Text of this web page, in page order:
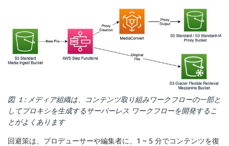
図 １: メディア組織は、コンテンツ取り組みワークフローの一部と
してプロキシを生成するサーバーレス ワークフローを開発するこ
とがよくあります
回避策は、プロデューサーや編集者に、1 ~ 5 分でコンテンツを復